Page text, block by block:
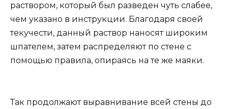
раствором, который был разведен чуть слабее,
чем указано в инструкции. Благодаря своей
текучести, данный раствор наносят широким
шпателем, затем распределяют по стене с
помощью правила, опираясь на те же маяки.
Так продолжают выравнивание всей стены до